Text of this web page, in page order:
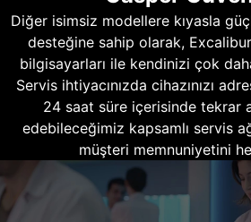
Diğer isimsiz modellere kıyasla
desteğine sahip olarak,
bilgisayarları ile kendinizi çok
Servis ihtiyacınızda cihazınızı
24 saat süre içerisinde tekrar
edebileceğimiz kapsamlı servis
müşteri memnuniyetini